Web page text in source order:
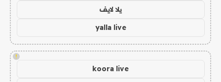
يلا لايف
yalla live
!
koora live